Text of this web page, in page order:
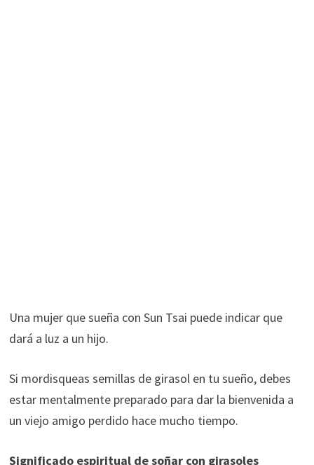
Una mujer que sueña con Sun Tsai puede indicar que
dará a luz a un hijo.
Si mordisqueas semillas de girasol en tu sueño, debes
estar mentalmente preparado para dar la bienvenida a
un viejo amigo perdido hace mucho tiempo.
Significado espiritual de soñar con girasoles